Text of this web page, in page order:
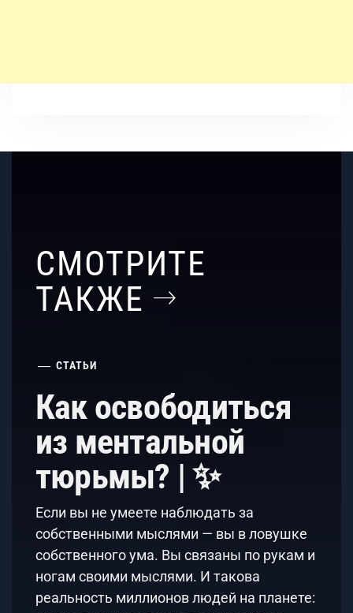
СМОТРИТЕ
ТАКЖЕ
СТАТЬИ
Как освободиться
из ментальной
тюрьмы? | ✨
Если вы не умеете наблюдать за
собственными мыслями — вы в ловушке
собственного ума. Вы связаны по рукам и
ногам своими мыслями. И такова
реальность миллионов людей на планете: